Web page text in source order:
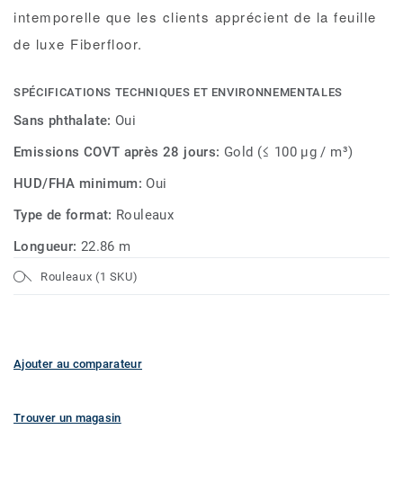
intemporelle que les clients apprécient de la feuille
de luxe Fiberfloor.
SPÉCIFICATIONS TECHNIQUES ET ENVIRONNEMENTALES
Sans phthalate:Oui
Emissions COVT après 28 jours: Gold (≤ 100 µg / m³)
HUD/FHA minimum:Oui
Type de format: Rouleaux
Longueur: 22.86 m
Rouleaux (1 SKU)
Ajouter au comparateur
Trouver un magasin